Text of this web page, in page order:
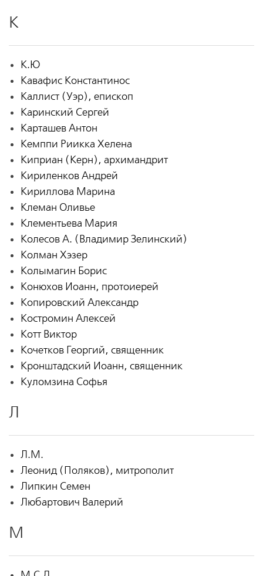
К
К.Ю
Кавафис Константинос
Каллист (Уэр), епископ
Каринский Сергей
Карташев Антон
Кемппи Риикка Хелена
Киприан (Керн), архимандрит
Кириленков Андрей
Кириллова Марина
Клеман Оливье
Клементьева Мария
Колесов А. (Владимир Зелинский)
Колман Хэзер
Колымагин Борис
Конюхов Иоанн, протоиерей
Копировский Александр
Костромин Алексей
Котт Виктор
Кочетков Георгий, священник
Кронштадский Иоанн, священник
Куломзина Софья
Л
Л.М.
Леонид (Поляков), митрополит
Липкин Семен
Любартович Валерий
М